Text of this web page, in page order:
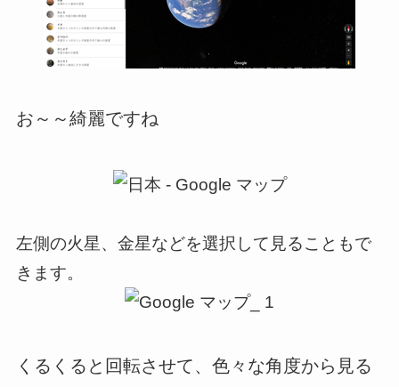
お～～綺麗ですね
左側の火星、金星などを選択して見ることもで
きます。
くるくると回転させて、色々な角度から見る